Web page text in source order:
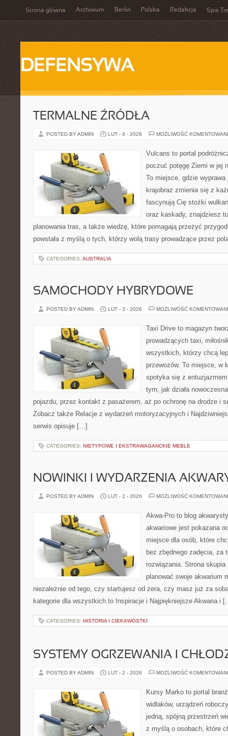
Strona główna Archiwum Berlin Polska Redakcja Spis
DEFENSYWA
TERMALNE ŹRÓDŁA
POSTED BY ADMIN LUT - 4 - 2026 MOŻLIWOŚĆ
Vulcans to portal
poczuć potęgę Ziemi w jej
To miejsce, gdzie
krajobraz zmienia się z
fascynują Cię stożki
oraz kaskady, znajdziesz
planowania tras, a także wiedzę, które pomagają przeżyć
powstała z myślą o tych, którzy wolą trasy prowadzące przez
CATEGORIES: AUSTRALIA
SAMOCHODY HYBRYDOWE
POSTED BY ADMIN LUT - 3 - 2026 MOŻLIWOŚĆ
Taxi Drive to magazyn
prowadzących taxi,
wszystkich, którzy chcą
przewozów. To miejsce, w
spotyka się z
tym, jak działa
pojazdu, przez kontakt z pasażerem, aż po ochronę na drodze i
Zobacz także Relacje z wydarzeń motoryzacyjnych i
serwis opisuje […]
CATEGORIES: NIETYPOWE I EKSTRAWAGANCKIE MEBLE
NOWINKI I WYDARZENIA
POSTED BY ADMIN LUT - 2 - 2026 MOŻLIWOŚĆ
Akwa-Pro to blog
akwariowe jest pokazana
miejsce dla osób, które
bez zbędnego zadęcia, za
rozwiązania. Strona
planować swoje akwarium
niezależnie od tego, czy startujesz od zera, czy masz już za
kategorie dla wszystkich to Inspiracje i Najpiękniejsze Akwaria i
CATEGORIES: HISTORIA I CIEKAWOSTKI
SYSTEMY OGRZEWANIA I
POSTED BY ADMIN LUT - 2 - 2026 MOŻLIWOŚĆ
Kursy Marko to portal
widlaków, urządzeń
jedną, spójną przestrzeń
z myślą o osobach, które